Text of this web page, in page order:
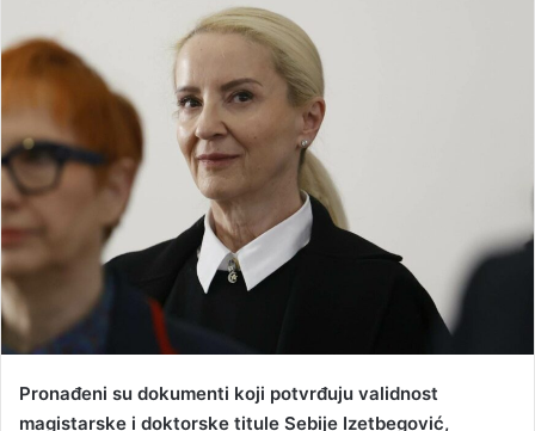
Pronađeni su dokumenti koji potvrđuju validnost
magistarske i doktorske titule Sebije Izetbegović,